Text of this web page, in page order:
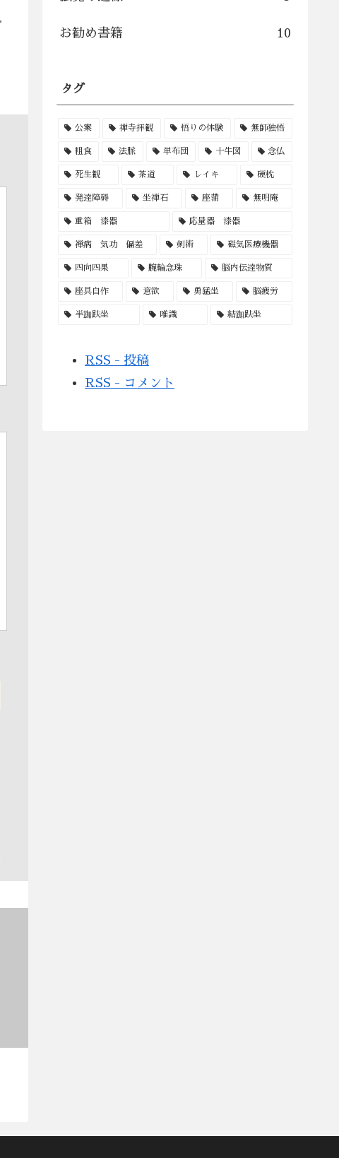
お勧め書籍 10
タグ
公案 禅寺拝観 悟りの体験 無師独悟
粗食 法脈 単布団 十牛図 念仏
死生観 茶道 レイキ 硬枕
発達障碍 坐禅石 座蒲 無明庵
重箱 漆器 応量器 漆器
禅病 気功 偏差 剣術 磁気医療機器
四向四果 腕輪念珠 脳内伝達物質
座具自作 意欲 勇猛坐 脳疲労
半跏趺坐 唯識 結跏趺坐
RSS - 投稿
RSS - コメント